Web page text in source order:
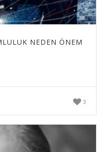
NEDEN ÖNEM
3